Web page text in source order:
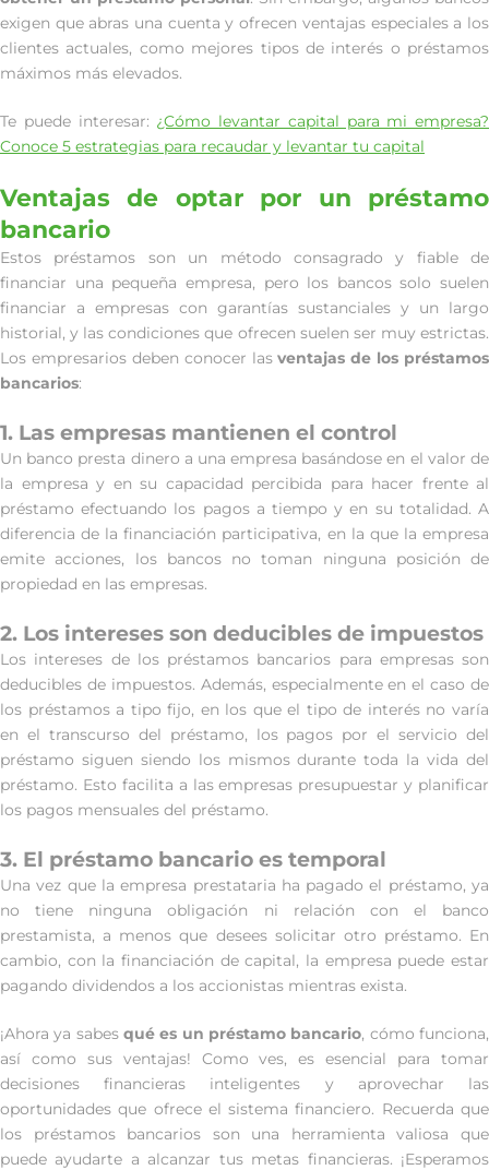
exigen que abras una cuenta y ofrecen ventajas especiales a los
clientes actuales, como mejores tipos de interés o préstamos
máximos más elevados.
Te puede interesar: ¿Cómo levantar capital para mi empresa?
Conoce 5 estrategias para recaudar y levantar tu capital
Ventajas de optar por un préstamo
bancario
Estos préstamos son un método consagrado y fiable de
financiar una pequeña empresa, pero los bancos solo suelen
financiar a empresas con garantías sustanciales y un largo
historial, y las condiciones que ofrecen suelen ser muy estrictas.
Los empresarios deben conocer lasventajas de los préstamos
bancarios:
1. Las empresas mantienen el control
Un banco presta dinero a una empresa basándose en el valor de
la empresa y en su capacidad percibida para hacer frente al
préstamo efectuando los pagos a tiempo y en su totalidad. A
diferencia de la financiación participativa, en la que la empresa
emite acciones, los bancos no toman ninguna posición de
propiedad en las empresas.
2. Los intereses son deducibles de impuestos
Los intereses de los préstamos bancarios para empresas son
deducibles de impuestos. Además, especialmente en el caso de
los préstamos a tipo fijo, en los que el tipo de interés no varía
en el transcurso del préstamo, los pagos por el servicio del
préstamo siguen siendo los mismos durante toda la vida del
préstamo. Esto facilita a las empresas presupuestar y planificar
los pagos mensuales del préstamo.
3. El préstamo bancario es temporal
Una vez que la empresa prestataria ha pagado el préstamo, ya
no tiene ninguna obligación ni relación con el banco
prestamista, a menos que desees solicitar otro préstamo. En
cambio, con la financiación de capital, la empresa puede estar
pagando dividendos a los accionistas mientras exista.
¡Ahora ya sabes qué es un préstamo bancario, cómo funciona,
así como sus ventajas! Como ves, es esencial para tomar
decisiones financieras inteligentes y aprovechar las
oportunidades que ofrece el sistema financiero. Recuerda que
los préstamos bancarios son una herramienta valiosa que
puede ayudarte a alcanzar tus metas financieras. ¡Esperamos